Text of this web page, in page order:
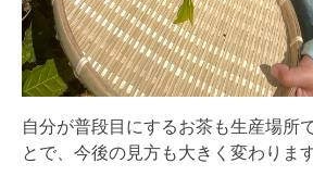
自分が普段目にするお茶も生産場所
とで、今後の見方も大きく変わりま